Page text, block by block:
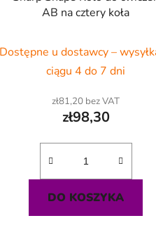
ó
AB na cztery koła
Dostępne u dostawcy –
ciągu 4 do 7 dni
zł81,20 bez VAT
zł98,30
DO KOSZYKA